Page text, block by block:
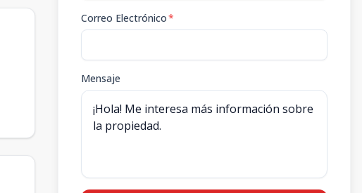
Correo Electrónico*
Mensaje